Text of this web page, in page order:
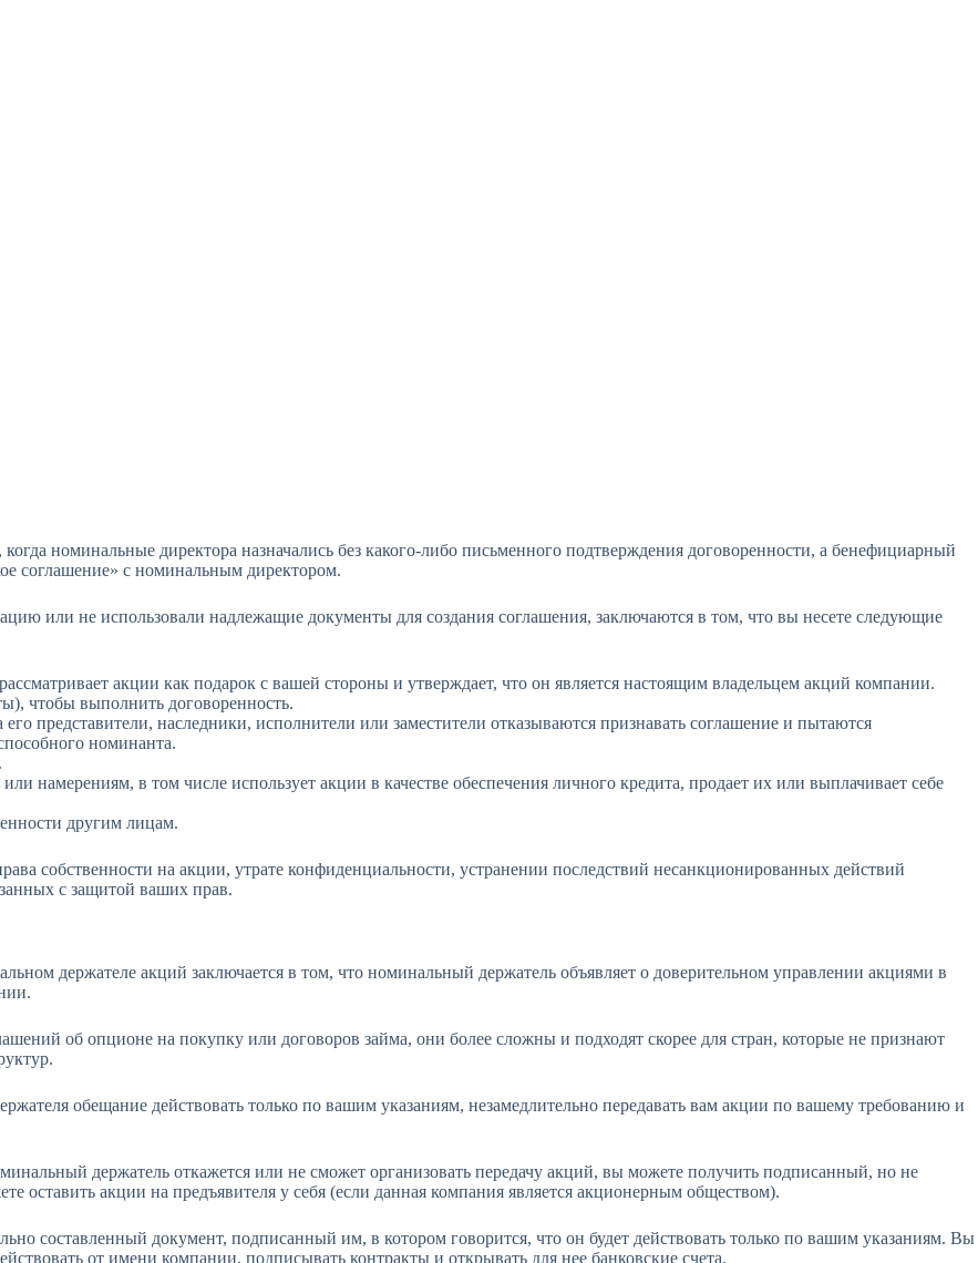
номинальные директора назначались без какого-либо письменного подтверждения договоренности, а бенефициарный
соглашение» с номинальным директором.
или не использовали надлежащие документы для создания соглашения, заключаются в том, что вы несете следующие
акции как подарок с вашей стороны и утверждает, что он является настоящим владельцем акций компании.
чтобы выполнить договоренность.
представители, наследники, исполнители или заместители отказываются признавать соглашение и пытаются
номинанта.
намерениям, в том числе использует акции в качестве обеспечения личного кредита, продает их или выплачивает себе
другим лицам.
собственности на акции, утрате конфиденциальности, устранении последствий несанкционированных действий
с защитой ваших прав.
держателе акций заключается в том, что номинальный держатель объявляет о доверительном управлении акциями в
об опционе на покупку или договоров займа, они более сложны и подходят скорее для стран, которые не признают
обещание действовать только по вашим указаниям, незамедлительно передавать вам акции по вашему требованию и
держатель откажется или не сможет организовать передачу акций, вы можете получить подписанный, но не
оставить акции на предъявителя у себя (если данная компания является акционерным обществом).
составленный документ, подписанный им, в котором говорится, что он будет действовать только по вашим указаниям. Вы
от имени компании, подписывать контракты и открывать для нее банковские счета.